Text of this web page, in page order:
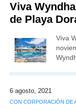
Viva
de Playa
Viva
6 agosto, 2021
CON CORPORACIÓN DE